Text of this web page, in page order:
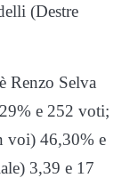
(Destre
Renzo Selva
e 252 voti;
voi) 46,30% e
3,39 e 17